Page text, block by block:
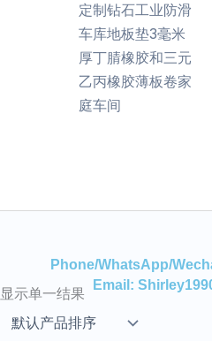
显示单一结果
定制钻石工业防滑
车库地板垫3毫米
厚丁腈橡胶和三元
乙丙橡胶薄板卷家
庭车间
Phone/WhatsApp/
Email: